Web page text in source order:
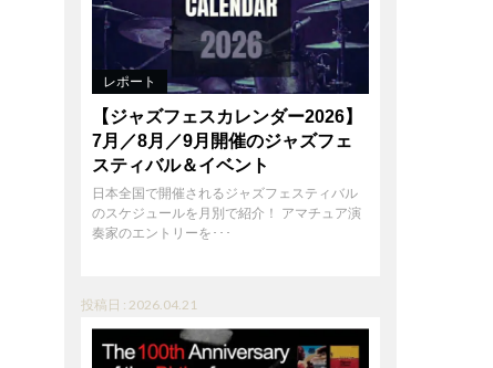
レポート
【ジャズフェスカレンダー2026】
7月／8月／9月開催のジャズフェ
スティバル＆イベント
日本全国で開催されるジャズフェスティバル
のスケジュールを月別で紹介！ アマチュア演
奏家のエントリーを･･･
投稿日 : 2026.04.21